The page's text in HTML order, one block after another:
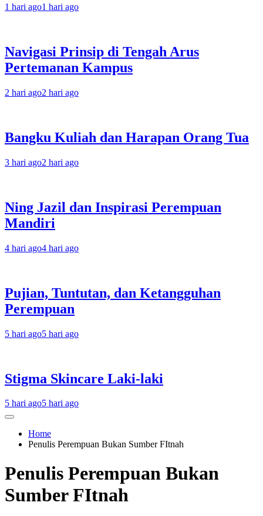
1 hari ago1 hari ago
Navigasi Prinsip di Tengah Arus
Pertemanan Kampus
2 hari ago2 hari ago
Bangku Kuliah dan Harapan Orang Tua
3 hari ago2 hari ago
Ning Jazil dan Inspirasi Perempuan
Mandiri
4 hari ago4 hari ago
Pujian, Tuntutan, dan Ketangguhan
Perempuan
5 hari ago5 hari ago
Stigma Skincare Laki-laki
5 hari ago5 hari ago
Home
Penulis Perempuan Bukan Sumber FItnah
Penulis Perempuan Bukan
Sumber FItnah